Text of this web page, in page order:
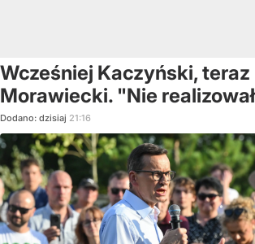
Wcześniej Kaczyński, teraz
Morawiecki. "Nie
Dodano: dzisiaj 21:16